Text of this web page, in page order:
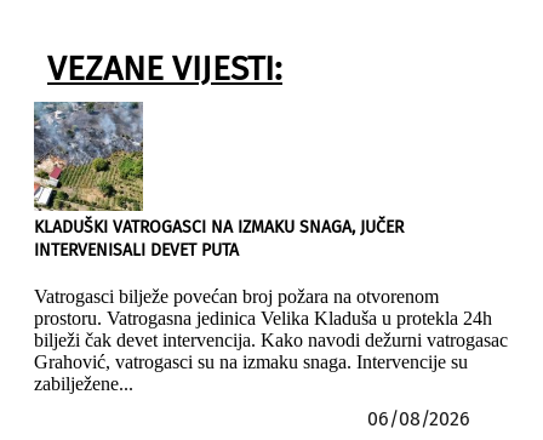
VEZANE VIJESTI:
KLADUŠKI VATROGASCI NA IZMAKU SNAGA, JUČER
INTERVENISALI DEVET PUTA
Vatrogasci bilježe povećan broj požara na otvorenom
prostoru. Vatrogasna jedinica Velika Kladuša u protekla 24h
bilježi čak devet intervencija. Kako navodi dežurni vatrogasac
Grahović, vatrogasci su na izmaku snaga. Intervencije su
zabilježene...
06/08/2026